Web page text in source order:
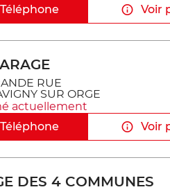
Téléphone
Voir
RUE
SUR ORGE
actuellement
Téléphone
Voir
DES 4 COMMUNES